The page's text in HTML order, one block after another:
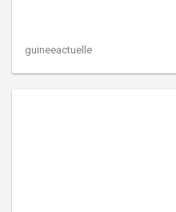
guineeactuelle